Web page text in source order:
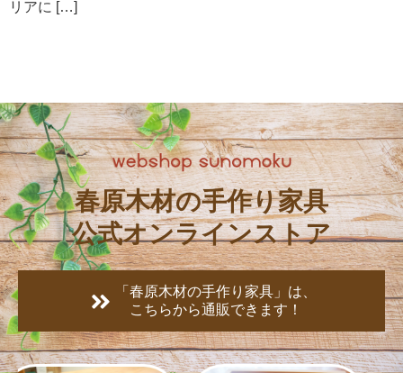
リアに […]
春原木材の手作り家具
公式オンラインストア
「春原木材の手作り家具」は、
こちらから通販できます！